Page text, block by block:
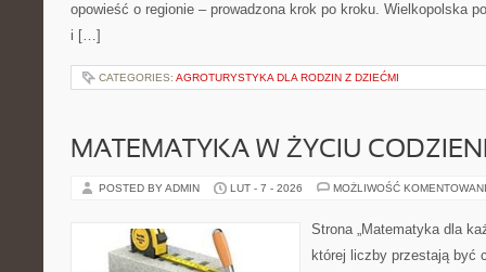
opowieść o regionie – prowadzona krok po kroku. Wielkopolska
i […]
CATEGORIES: AGROTURYSTYKA DLA RODZIN Z DZIEĆMI
MATEMATYKA W ŻYCIU
POSTED BY ADMIN LUT - 7 - 2026 MOŻLIWOŚĆ
Strona „Matematyka dla
której liczby przestają być